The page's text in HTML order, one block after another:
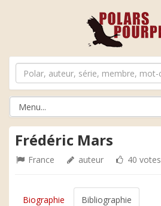
Frédéric Mars
France auteur 40 votes
Biographie Bibliographie